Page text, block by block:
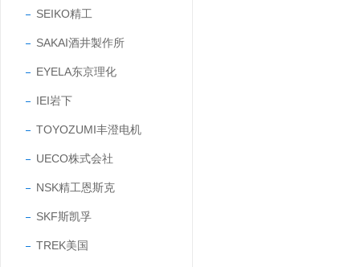
SEIKO精工
SAKAI酒井製作所
EYELA东京理化
IEI岩下
TOYOZUMI丰澄电机
UECO株式会社
NSK精工恩斯克
SKF斯凯孚
TREK美国